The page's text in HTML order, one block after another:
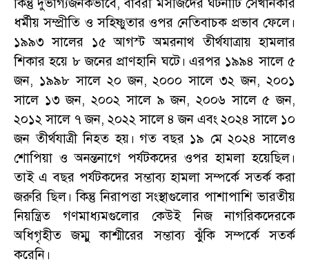
ধর্মীয় সম্প্রীতি ও সহিষ্ণুতার ওপর নেতিবাচক প্রভাব ফেলে।
১৯৯৩ সালের ১৫ আগস্ট অমরনাথ তীর্থযাত্রায় হামলার
শিকার হয়ে ৮ জনের প্রাণহানি ঘটে। এরপর ১৯৯৪ সালে ৫
জন, ১৯৯৮ সালে ২০ জন,২০০০ সালে ৩২ জন,২০০১
সালে ১৩ জন,২০০২ সালে ৯ জন, ২০০৬ সালে ৫ জন,
২০১২ সালে ৭ জন, ২০২২ সালে ৪ জন এবং ২০২৪ সালে ১০
জন তীর্থযাত্রী নিহত হয়। গত বছর ১৯ মে ২০২৪ সালেও
শোপিয়া ও অনন্তনাগে পর্যটকদের ওপর হামলা হয়েছিল।
তাই এ বছর পর্যটকদের সম্ভাব্য হামলা সম্পর্কে সতর্ক করা
জরুরি ছিল। কিন্তু নিরাপত্তা সংস্থাগুলোর পাশাপাশি ভারতীয়
নিয়ন্ত্রিত গণমাধ্যমগুলোর কেউই নিজ নাগরিকদেরকে
অধিগৃহীত জম্মু কাশ্মীরের সম্ভাব্য ঝুঁকি সম্পর্কে সতর্ক
করেনি।